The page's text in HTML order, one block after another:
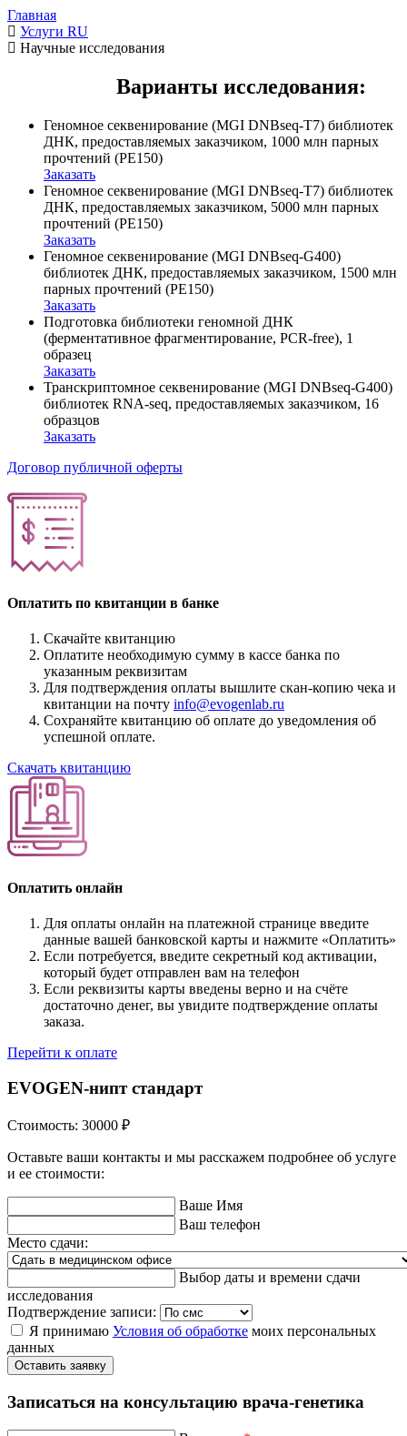
Главная
Услуги RU
Научные исследования
Варианты исследования:
Геномное секвенирование (MGI DNBseq-T7) библиотек
ДНК, предоставляемых заказчиком, 1000 млн парных
прочтений (PE150)
Заказать
Геномное секвенирование (MGI DNBseq-T7) библиотек
ДНК, предоставляемых заказчиком, 5000 млн парных
прочтений (PE150)
Заказать
Геномное секвенирование (MGI DNBseq-G400)
библиотек ДНК, предоставляемых заказчиком, 1500 млн
парных прочтений (PE150)
Заказать
Подготовка библиотеки геномной ДНК
(ферментативное фрагментирование, PCR-free), 1
образец
Заказать
Транскриптомное секвенирование (MGI DNBseq-G400)
библиотек RNA-seq, предоставляемых заказчиком, 16
образцов
Заказать
Договор публичной оферты
Оплатить по квитанции в банке
Скачайте квитанцию
Оплатите необходимую сумму в кассе банка по
указанным реквизитам
Для подтверждения оплаты вышлите скан-копию чека и
квитанции на почту info@evogenlab.ru
Сохраняйте квитанцию об оплате до уведомления об
успешной оплате.
Скачать квитанцию
Оплатить онлайн
Для оплаты онлайн на платежной странице введите
данные вашей банковской карты и нажмите «Оплатить»
Если потребуется, введите секретный код активации,
который будет отправлен вам на телефон
Если реквизиты карты введены верно и на счёте
достаточно денег, вы увидите подтверждение оплаты
заказа.
Перейти к оплате
EVOGEN-нипт стандарт
Стоимость: 30000 ₽
Оставьте ваши контакты и мы расскажем подробнее об услуге
и ее стоимости:
Ваше Имя
Ваш телефон
Место сдачи:
Выбор даты и времени сдачи
исследования
Подтверждение записи:
Я принимаю Условия об обработке моих персональных
данных
Оставить заявку
Записаться на консультацию врача-генетика